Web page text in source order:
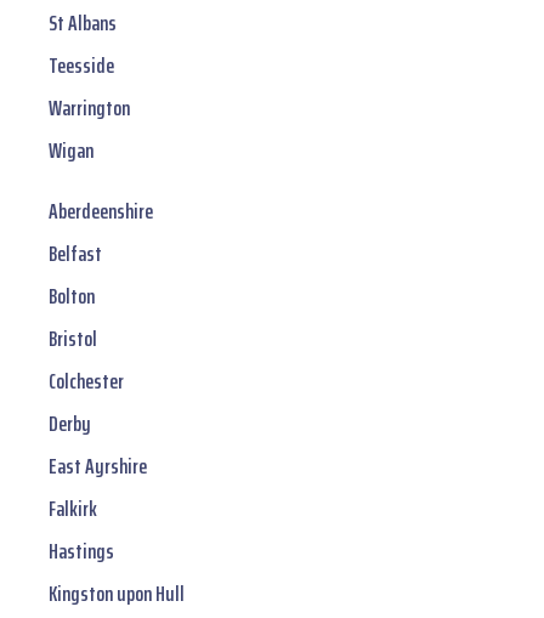
St Albans
Teesside
Warrington
Wigan
Aberdeenshire
Belfast
Bolton
Bristol
Colchester
Derby
East Ayrshire
Falkirk
Hastings
Kingston upon Hull